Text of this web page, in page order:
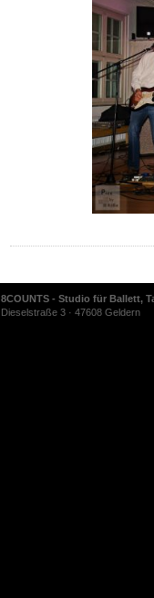
8COUNTS - Studio für Ballett,
Dieselstraße 3 · 47608 Geldern